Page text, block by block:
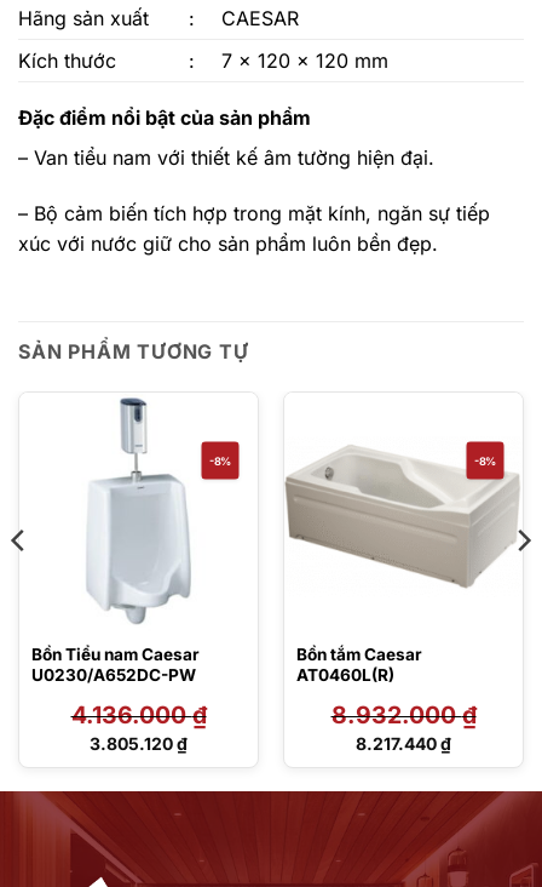
Hãng sản xuất
:
CAESAR
Kích thước
: 7 x 120 x 120 mm
Đặc điểm nổi bật của sản phẩm
– Van tiểu nam với thiết kế âm tường hiện đại.
– Bộ cảm biến tích hợp trong mặt kính, ngăn sự tiếp
xúc với nước giữ cho sản phẩm luôn bền đẹp.
SẢN PHẨM TƯƠNG TỰ
-8%
Bồn Tiểu nam Caesar
U0230/A652DC-PW
4.136.000₫
Giá
3.805.120₫
Giá
-8%
Bồn tắm Caesar
AT0460L(R)
8.932.000₫
Giá
8.932.000 ₫.
8.217.440₫
Giá
8.217.440 ₫.